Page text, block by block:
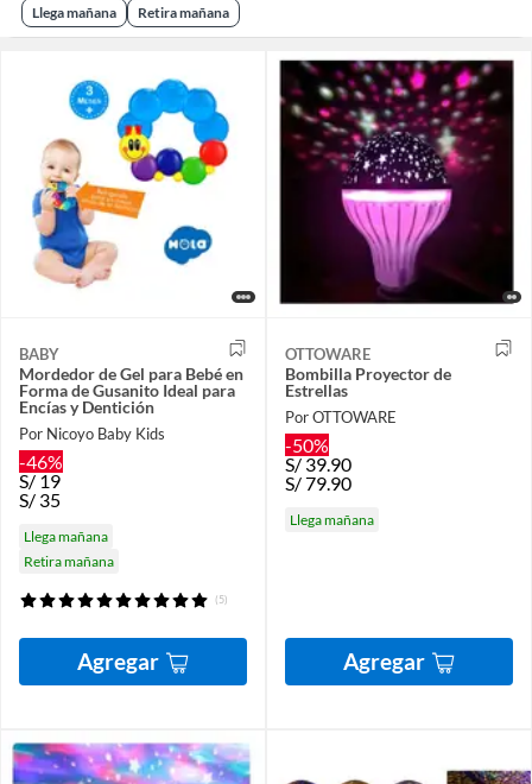
Llega mañana Retira mañana
BABY
Mordedor de Gel para Bebé en
Forma de Gusanito Ideal para
Encías y Dentición
Por Nicoyo Baby Kids
-46%
S/19
S/ 35
Llega mañana
Retira mañana
(5)
Agregar
OTTOWARE
Bombilla Proyector de
Estrellas
Por OTTOWARE
-50%
S/39.90
S/79.90
Llega mañana
Agregar